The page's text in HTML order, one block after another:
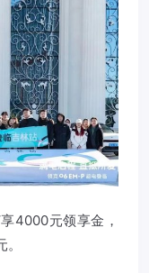
4000元领享金，